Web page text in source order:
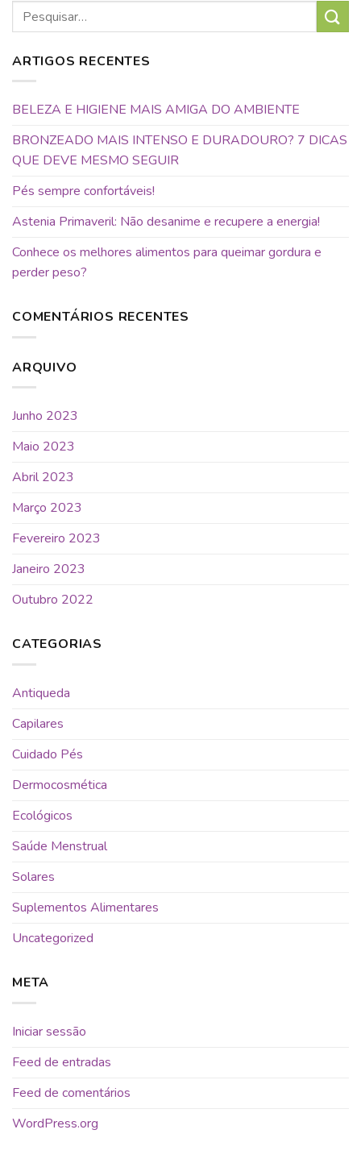
ARTIGOS RECENTES
BELEZA E HIGIENE MAIS AMIGA DO AMBIENTE
BRONZEADO MAIS INTENSO E DURADOURO? 7 DICAS
QUE DEVE MESMO SEGUIR
Pés sempre confortáveis!
Astenia Primaveril: Não desanime e recupere a energia!
Conhece os melhores alimentos para queimar gordura e
perder peso?
COMENTÁRIOS RECENTES
ARQUIVO
Junho 2023
Maio 2023
Abril 2023
Março 2023
Fevereiro 2023
Janeiro 2023
Outubro 2022
CATEGORIAS
Antiqueda
Capilares
Cuidado Pés
Dermocosmética
Ecológicos
Saúde Menstrual
Solares
Suplementos Alimentares
Uncategorized
META
Iniciar sessão
Feed de entradas
Feed de comentários
WordPress.org